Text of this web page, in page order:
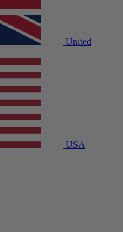
United
USA